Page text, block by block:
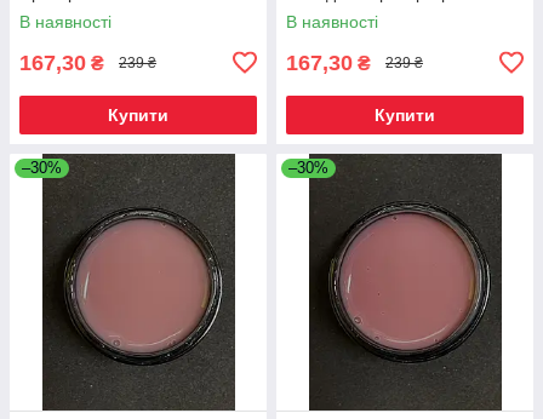
В наявності
167,30 ₴ 239 ₴
Купити
В наявності
167,30 ₴ 239 ₴
Купити
–30% –30%